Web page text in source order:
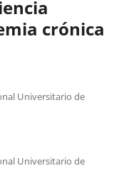
crónica
Universitario de
Universitario de